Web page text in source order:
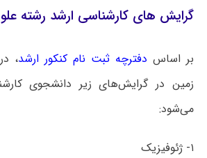
گرایش های کارشناسی ارشد رشته
بر اساس دفترچه ثبت نام کنکور ارشد،
زمین در گرایش‌های زیر دانشجوی
می‌شود:
۱- ژئوفیزیک